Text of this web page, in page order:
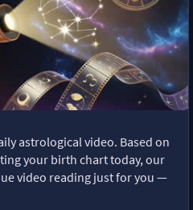
astrological video. Based on
your birth chart today, our
video reading just for you —